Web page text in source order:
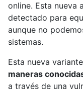
online. Esta nueva
detectado para
aunque no
sistemas.
Esta nueva
maneras
a través de una